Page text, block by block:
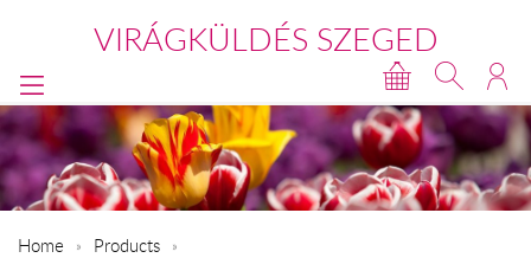
VIRÁGKÜLDÉS SZEGED
Home Products